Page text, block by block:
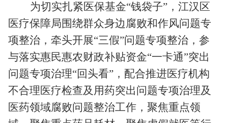
为切实扎紧医保基金“钱袋子”，江汉区
医疗保障局围绕群众身边腐败和作风问题专
项整治，牵头开展“三假”问题专项整治，参
与落实惠民惠农财政补贴资金“一卡通”突出
问题专项治理“回头看”，配合推进医疗机构
不合理医疗检查及用药突出问题专项治理及
医药领域腐败问题整治工作，聚焦重点领